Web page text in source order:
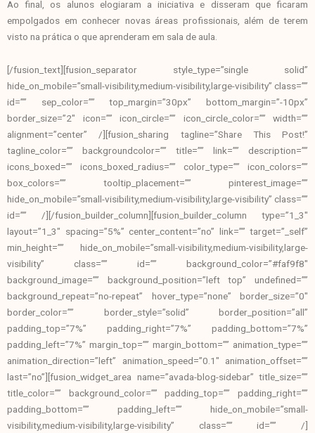
Ao final, os alunos elogiaram a iniciativa e disseram que ficaram
empolgados em conhecer novas áreas profissionais, além de terem
visto na prática o que aprenderam em sala de aula.
[/fusion_text][fusion_separator style_type=”single solid”
hide_on_mobile=”small-visibility,medium-visibility,large-visibility” class=””
id=”” sep_color=”” top_margin=”30px” bottom_margin=”-10px”
border_size=”2″ icon=”” icon_circle=”” icon_circle_color=”” width=””
alignment=”center” /][fusion_sharing tagline=”Share This Post!”
tagline_color=”” backgroundcolor=”” title=”” link=”” description=””
icons_boxed=”” icons_boxed_radius=”” color_type=”” icon_colors=””
box_colors=”” tooltip_placement=”” pinterest_image=””
hide_on_mobile=”small-visibility,medium-visibility,large-visibility” class=””
id=”” /][/fusion_builder_column][fusion_builder_column type=”1_3″
layout=”1_3″ spacing=”5%” center_content=”no” link=”” target=”_self”
min_height=”” hide_on_mobile=”small-visibility,medium-visibility,large-
visibility” class=”” id=”” background_color=”#faf9f8″
background_image=”” background_position=”left top” undefined=””
background_repeat=”no-repeat” hover_type=”none” border_size=”0″
border_color=”” border_style=”solid” border_position=”all”
padding_top=”7%” padding_right=”7%” padding_bottom=”7%”
padding_left=”7%” margin_top=”” margin_bottom=”” animation_type=””
animation_direction=”left” animation_speed=”0.1″ animation_offset=””
last=”no”][fusion_widget_area name=”avada-blog-sidebar” title_size=””
title_color=”” background_color=”” padding_top=”” padding_right=””
padding_bottom=”” padding_left=”” hide_on_mobile=”small-
visibility,medium-visibility,large-visibility” class=”” id=”” /]